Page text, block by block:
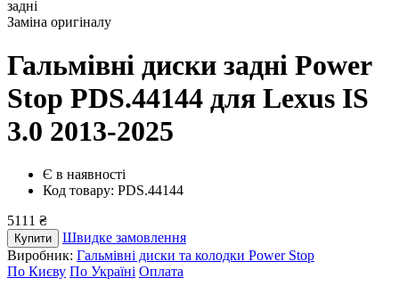
задні
Заміна оригіналу
Гальмівні диски задні Power
Stop PDS.44144 для Lexus IS
3.0 2013-2025
Є в наявності
Код товару: PDS.44144
5111 ₴
Купити
Швидке замовлення
Виробник: Гальмівні диски та колодки Power Stop
По Києву По Україні Оплата